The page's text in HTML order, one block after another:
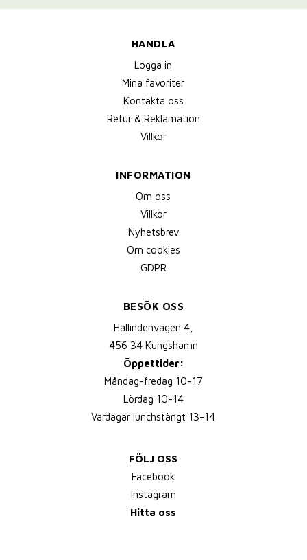
HANDLA
Logga in
Mina favoriter
Kontakta oss
Retur & Reklamation
Villkor
INFORMATION
Om oss
Villkor
Nyhetsbrev
Om cookies
GDPR
BESÖK OSS
Hallindenvägen 4,
456 34 Kungshamn
Öppettider:
Måndag-fredag 10-17
Lördag 10-14
Vardagar lunchstängt 13-14
FÖLJ OSS
Facebook
Instagram
Hitta oss